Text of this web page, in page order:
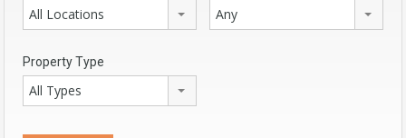
All Locations Any
Property Type
All Types